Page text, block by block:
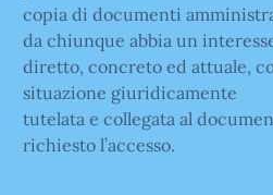
copia di documenti
da chiunque abbia un
diretto, concreto ed attuale,
situazione giuridicamente
tutelata e collegata al
richiesto l’accesso.